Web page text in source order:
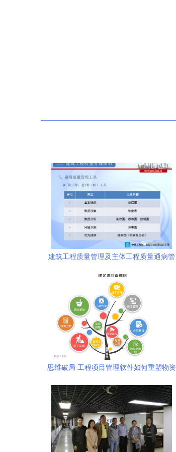
建筑工程质量管理及主体工程质量通病管
思维破局 工程项目管理软件如何重塑物资
升